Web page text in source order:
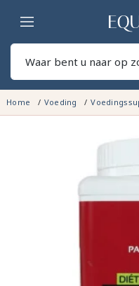
Home
Home Voeding